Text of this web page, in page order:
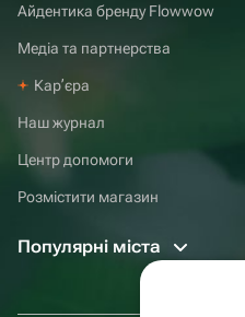
Айдентика бренду Flowwow
Медіа та партнерства
Карʼєра
Наш журнал
Центр допомоги
Розмістити магазин
Популярні міста